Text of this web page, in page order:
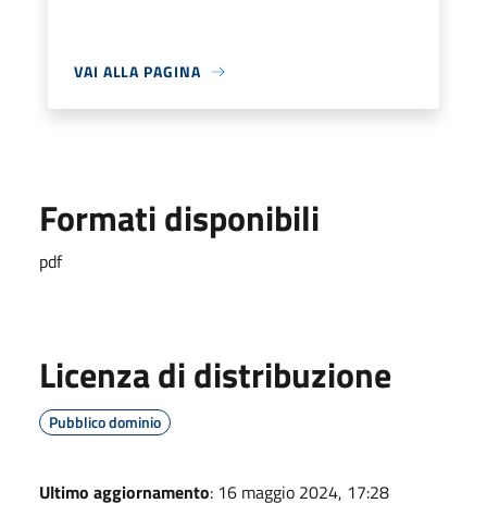
VAI ALLA PAGINA
Formati disponibili
pdf
Licenza di distribuzione
Pubblico dominio
Ultimo aggiornamento: 16 maggio 2024, 17:28